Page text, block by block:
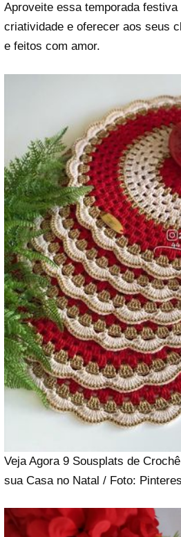
Aproveite essa temporada
criatividade e oferecer aos seus
e feitos com amor.
Veja Agora 9 Sousplats de
sua Casa no Natal / Foto: